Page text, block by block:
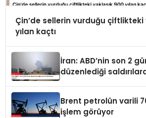
Çin’de sellerin vurduğu çiftlikteki
yılan kaçtı
İran: ABD’nin son 2
düzenlediği
Brent petrolün varili
işlem görüyor